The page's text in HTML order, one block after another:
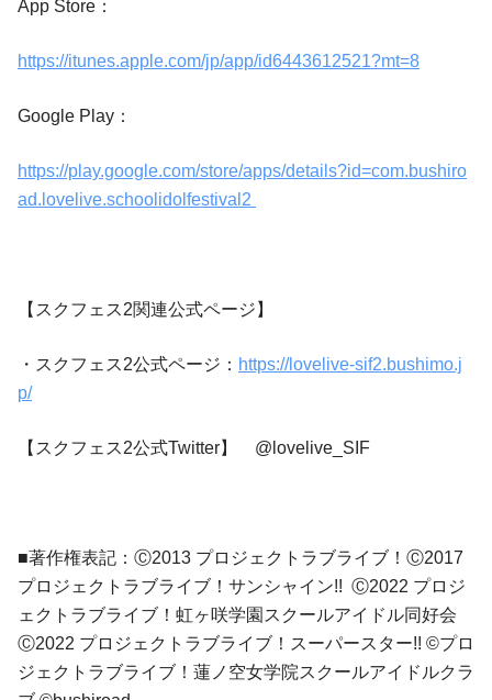
App Store：
https://itunes.apple.com/jp/app/id6443612521?mt=8
Google Play：
https://play.google.com/store/apps/details?id=com.bushiro
ad.lovelive.schoolidolfestival2
【スクフェス2関連公式ページ】
・スクフェス2公式ページ： https://lovelive-sif2.bushimo.j
p/
【スクフェス2公式Twitter】 @lovelive_SIF
■著作権表記：Ⓒ2013 プロジェクトラブライブ！Ⓒ2017
プロジェクトラブライブ！サンシャイン!! Ⓒ2022 プロジ
ェクトラブライブ！虹ヶ咲学園スクールアイドル同好会
Ⓒ2022 プロジェクトラブライブ！スーパースター!! ©プロ
ジェクトラブライブ！蓮ノ空女学院スクールアイドルクラ